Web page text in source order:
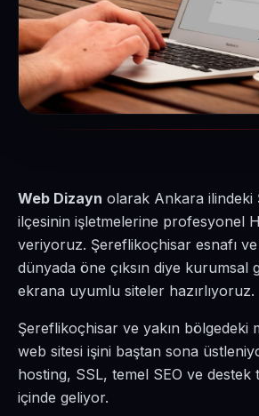
Web Dizayn olarak Ankara ilindeki
ilçesinin işletmelerine profesyonel
veriyoruz. Şereflikoçhisar esnafı ve
dünyada öne çıksın diye
ekrana uyumlu siteler hazırlıyoruz.
Şereflikoçhisar ve yakın bölgedeki
web sitesi işini baştan sona
hosting, SSL, temel SEO ve destek
içinde geliyor.